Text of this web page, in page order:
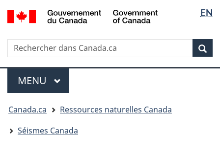
Passer
au
principal
Passer
à
sujet
du
gouvernement »
Passer
à
version
HTML
simplifiée
la
langue
EN
Rechercher
Rechercher
dans
Canada.ca
Menu
MENU PRINCIPAL
êtes
ici
Canada.ca
Ressources naturelles Canada
Séismes Canada